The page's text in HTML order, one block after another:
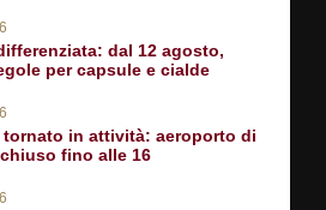
dal 12 agosto,
per capsule e cialde
tornato in attività: aeroporto di
fino alle 16